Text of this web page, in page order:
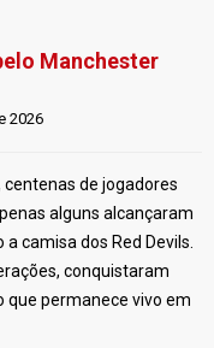
Manchester
2026
de jogadores
alguns alcançaram
camisa dos Red Devils.
conquistaram
permanece vivo em